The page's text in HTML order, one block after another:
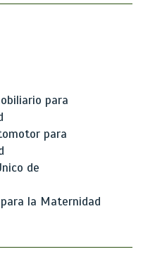
para
para
de
la Maternidad